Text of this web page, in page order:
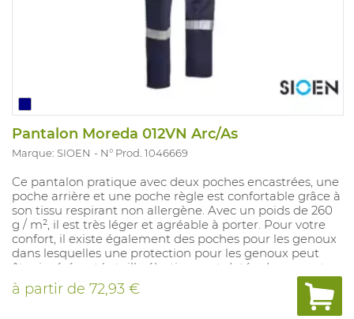
Pantalon Moreda 012VN Arc/As
Marque: SIOEN N° Prod. 1046669
Ce pantalon pratique avec deux poches encastrées, une
poche arrière et une poche règle est confortable grâce à
son tissu respirant non allergène. Avec un poids de 260
g / m², il est très léger et agréable à porter. Pour votre
confort, il existe également des poches pour les genoux
dans lesquelles une protection pour les genoux peut
être insérée, et la taille élastique est dotée de passants
pour la ceinture. Qualité: 79% coton FR + 20% PES + 1%
AST; ± 260 g / m². Tailles disponibles: 44-64. Couleurs
disponibles: Marine. En conformité avec: IEC 61482-2:
à partir de 72,93 €